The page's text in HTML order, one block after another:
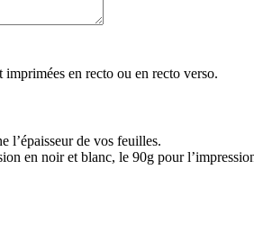
en recto ou en recto verso.
l’épaisseur de vos feuilles.
en noir et blanc, le 90g pour